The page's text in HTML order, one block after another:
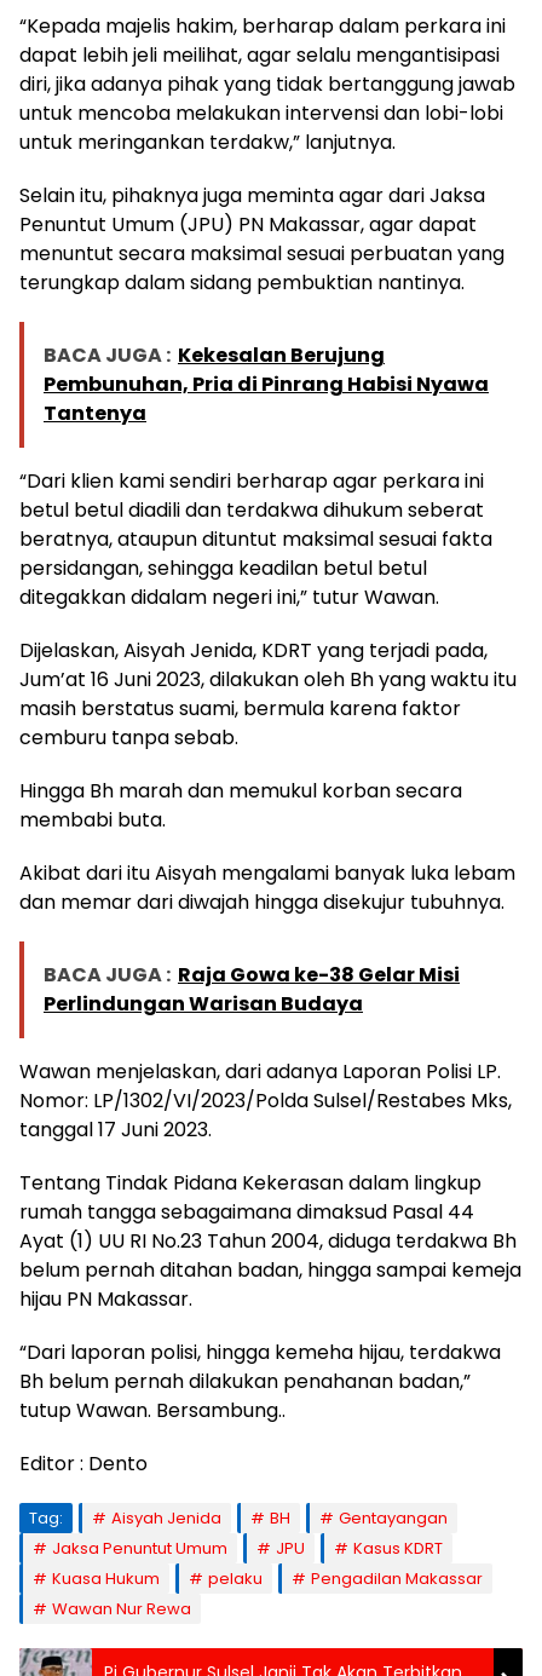
“Kepada majelis hakim, berharap dalam perkara ini
dapat lebih jeli meilihat, agar selalu mengantisipasi
diri, jika adanya pihak yang tidak bertanggung jawab
untuk mencoba melakukan intervensi dan lobi-lobi
untuk meringankan terdakw,” lanjutnya.
Selain itu, pihaknya juga meminta agar dari Jaksa
Penuntut Umum (JPU) PN Makassar, agar dapat
menuntut secara maksimal sesuai perbuatan yang
terungkap dalam sidang pembuktian nantinya.
BACA JUGA : Kekesalan Berujung
Pembunuhan, Pria di Pinrang Habisi Nyawa
Tantenya
“Dari klien kami sendiri berharap agar perkara ini
betul betul diadili dan terdakwa dihukum seberat
beratnya, ataupun dituntut maksimal sesuai fakta
persidangan, sehingga keadilan betul betul
ditegakkan didalam negeri ini,” tutur Wawan.
Dijelaskan, Aisyah Jenida, KDRT yang terjadi pada,
Jum’at 16 Juni 2023, dilakukan oleh Bh yang waktu itu
masih berstatus suami, bermula karena faktor
cemburu tanpa sebab.
Hingga Bh marah dan memukul korban secara
membabi buta.
Akibat dari itu Aisyah mengalami banyak luka lebam
dan memar dari diwajah hingga disekujur tubuhnya.
BACA JUGA : Raja Gowa ke-38 Gelar Misi
Perlindungan Warisan Budaya
Wawan menjelaskan, dari adanya Laporan Polisi LP.
Nomor: LP/1302/VI/2023/Polda Sulsel/Restabes Mks,
tanggal 17 Juni 2023.
Tentang Tindak Pidana Kekerasan dalam lingkup
rumah tangga sebagaimana dimaksud Pasal 44
Ayat (1) UU RI No.23 Tahun 2004, diduga terdakwa Bh
belum pernah ditahan badan, hingga sampai kemeja
hijau PN Makassar.
“Dari laporan polisi, hingga kemeha hijau, terdakwa
Bh belum pernah dilakukan penahanan badan,”
tutup Wawan. Bersambung..
Editor : Dento
Tag: Aisyah Jenida BH
Gentayangan
Jaksa Penuntut Umum
JPU
Kasus KDRT
Kuasa Hukum
pelaku
Pengadilan Makassar
Wawan Nur Rewa